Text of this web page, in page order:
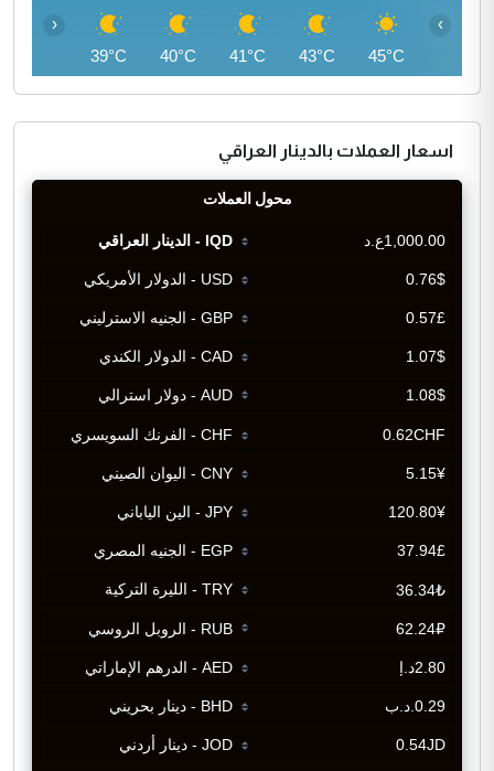
45°C
43°C
41°C
40°C
39°C
‹ ›
اسعار العملات بالدينار العراقي